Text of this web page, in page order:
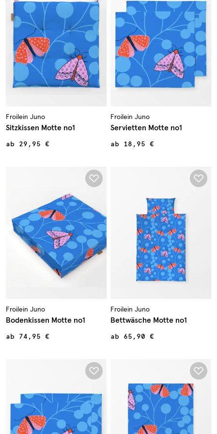
Froilein Juno
Sitzkissen Motte no1
ab 29,95 €
Froilein Juno
Servietten Motte no1
ab 18,95 €
Froilein Juno
Bodenkissen Motte no1
ab 74,95 €
Froilein Juno
Bettwäsche Motte no1
ab 65,90 €